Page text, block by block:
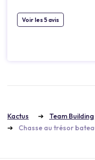
Voir les 5 avis
Kactus Team Building
Chasse au trésor